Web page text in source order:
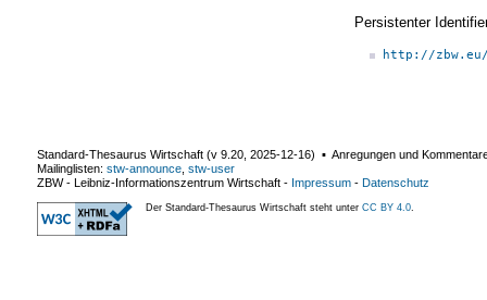
Persistenter
http://
Standard-Thesaurus Wirtschaft (v 9.20 2025-12-16) ▪ Anregungen und
Mailinglisten: stw-announce stw-user
ZBW - Leibniz-Informationszentrum Wirtschaft - Impressum - Datenschutz
Der Standard-Thesaurus Wirtschaft steht unter CC BY 4.0